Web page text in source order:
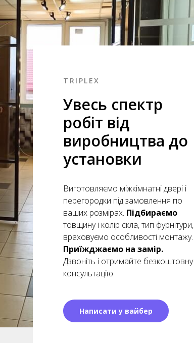
TRIPLEX
Увесь спектр
робіт від
виробництва до
установки
Виготовляємо міжкімнатні двері і
перегородки під замовлення по
ваших розмірах. Підбираємо
товщину і колір скла, тип фурнітури,
враховуємо особливості монтажу.
Приїжджаємо на замір.
Дзвоніть і отримайте безкоштовну
консультацію.
Написати у вайбер